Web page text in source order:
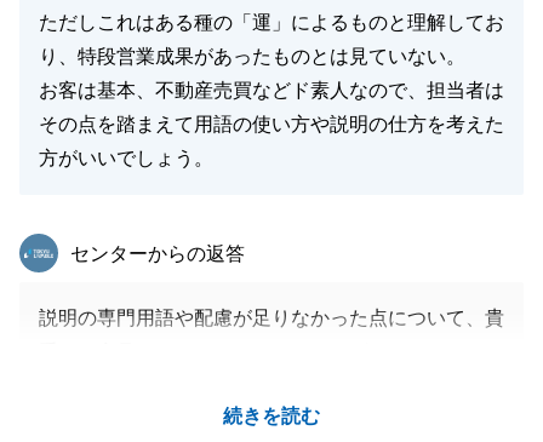
ただしこれはある種の「運」によるものと理解してお
り、特段営業成果があったものとは見ていない。
お客は基本、不動産売買などド素人なので、担当者は
その点を踏まえて用語の使い方や説明の仕方を考えた
方がいいでしょう。
続きを読む
東急リバブル
センターからの返答
説明の専門用語や配慮が足りなかった点について、貴
きるよう努めてまいります。